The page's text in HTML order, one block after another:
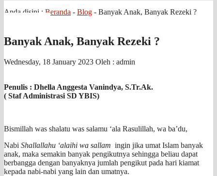
Anda disini : Beranda - Blog - Banyak Anak, Banyak Rezeki ?
Banyak Anak, Banyak Rezeki ?
Wednesday, 18 January 2023 Oleh : admin
Penulis : Dhella Anggesta Vanindya, S.Tr.Ak.
( Staf Administrasi SD YBIS)
Bismillah was shalatu was salamu ‘ala Rasulillah, wa ba’du,
Nabi Shallallahu ‘alaihi wa sallam ingin jika umat Islam banyak
anak, maka semakin banyak pengikutnya sehingga beliau dapat
berbangga dengan banyaknya jumlah pengikut pada hari kiamat
kepada nabi-nabi yang lain dan umatnya.